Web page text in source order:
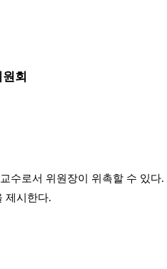
회
수로서 위원장이 위촉할 수 있다.
제시한다.